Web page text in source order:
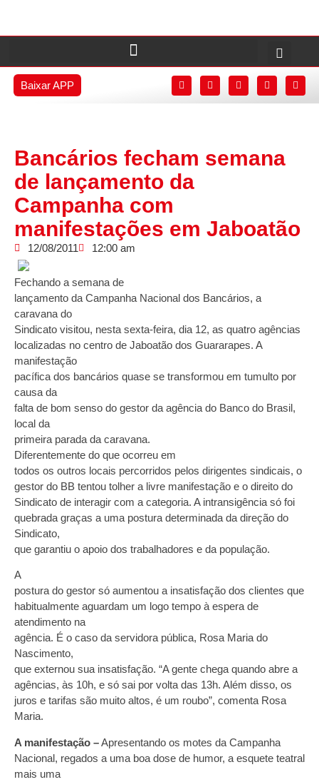
Baixar APP
Bancários fecham semana
de lançamento da
Campanha com
manifestações em Jaboatão
12/08/2011 12:00 am
Fechando a semana de
lançamento da Campanha Nacional dos Bancários, a
caravana do
Sindicato visitou, nesta sexta-feira, dia 12, as quatro agências
localizadas no centro de Jaboatão dos Guararapes. A
manifestação
pacífica dos bancários quase se transformou em tumulto por
causa da
falta de bom senso do gestor da agência do Banco do Brasil,
local da
primeira parada da caravana.
Diferentemente do que ocorreu em
todos os outros locais percorridos pelos dirigentes sindicais, o
gestor do BB tentou tolher a livre manifestação e o direito do
Sindicato de interagir com a categoria. A intransigência só foi
quebrada graças a uma postura determinada da direção do
Sindicato,
que garantiu o apoio dos trabalhadores e da população.
A
postura do gestor só aumentou a insatisfação dos clientes que
habitualmente aguardam um logo tempo à espera de
atendimento na
agência. É o caso da servidora pública, Rosa Maria do
Nascimento,
que externou sua insatisfação. “A gente chega quando abre a
agências, às 10h, e só sai por volta das 13h. Além disso, os
juros e tarifas são muito altos, é um roubo”, comenta Rosa
Maria.
A manifestação –Apresentando os motes da Campanha
Nacional, regados a uma boa dose de humor, a esquete teatral
mais uma